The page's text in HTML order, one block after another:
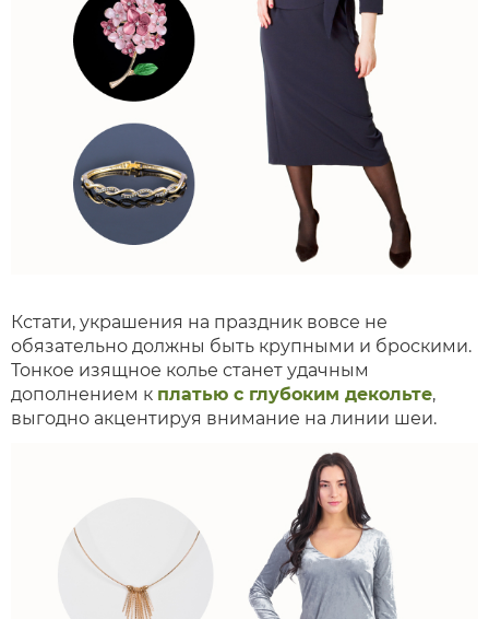
Кстати, украшения на праздник вовсе не
обязательно должны быть крупными и броскими.
Тонкое изящное колье станет удачным
дополнением к платью с глубоким декольте,
выгодно акцентируя внимание на линии шеи.